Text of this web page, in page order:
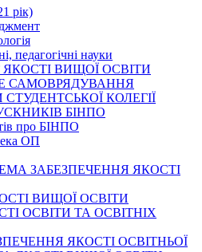
рік)
педагогічні науки
ВИЩОЇ ОСВІТИ
САМОВРЯДУВАННЯ
КОЛЕГІЇ
БІНПО
про БІНПО
ОП
ЗАБЕЗПЕЧЕННЯ ЯКОСТІ
ВИЩОЇ ОСВІТИ
ОСВІТИ ТА ОСВІТНІХ
ЯКОСТІ ОСВІТНЬОЇ